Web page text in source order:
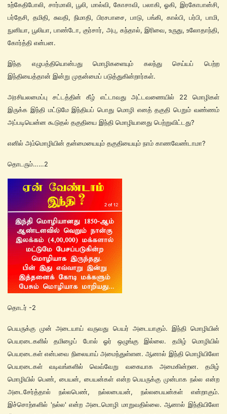
உற்கேதிபோலி, சார்மாலி, பூலி, மால்வி, கோசாவி, பலாகி, ஓகி, இரகோபான்சி,
பர்தேசி, தமிதி, சுவதி, நிமாதி, பிரசபாசை, பாடு, பங்கி, கால்பி, பர்பி, பாமி,
நுனியா, பூலியா, பாண்டோ, குர்சார், அபு, கந்தால், இரிவை, உருது, உலோதாந்தி,
கோர்த்தி என்பன.
இந்த எழுபத்தியொன்பது மொழிகளையும் கலந்து செய்யப் பெற்ற
இந்தியைத்தான் இன்று முதன்மைப் படுத்துகின்றார்கள்.
அரசியலமைப்பு சட்டத்தின் கீழ் எட்டாவது அட்டவணையில் 22 மொழிகள்
இருக்க இந்தி மட்டுமே இந்தியப் பொது மொழி எனத் தகுதி பெறும் வண்ணம்
அப்படியென்ன கூடுதல் தகுதியை இந்தி மொழியானது பெற்றுவிட்டது?
எனில் அம்மொழியின் தன்மையையும் தகுதியையும் நாம் காணவேண்டாமா?
தொடரும்……2
தொடர் -2
பெயருக்கு முன் அடையாய் வருவது பெயர் அடையாகும். இந்தி மொழியின்
பெயரடைகளில் தமிழைப் போல் ஓர் ஒழுங்கு இல்லை. தமிழ் மொழியில்
பெயரடைகள் என்பவை நிலையாய் அமைந்துள்ளன. ஆனால் இந்தி மொழியிலோ
பெயரடைகள் வடிவங்களில் வெவ்வேறு வகையாக அமைகின்றன. தமிழ்
மொழியில் பெண், பையன், பையன்கள் என்ற பெயருக்கு முன்பாக நல்ல என்ற
அடைசேர்த்தால் நல்லபெண், நல்லபையன், நல்லபையன்கள் என்றாகும்.
இச்சொற்களில் 'நல்ல' என்ற அடைமொழி மாறுவதில்லை. ஆனால் இந்தியிலோ